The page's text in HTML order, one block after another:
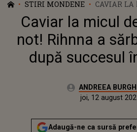
STIRI MONDENE
CAVIAR
NOT!
AȘA DUPĂ
AFACERI
Caviar la micul
not! Rihnna a
după succesul
Autor:ANDREEA
Publicat:
joi, 12 august
Adaugă-ne ca sursă